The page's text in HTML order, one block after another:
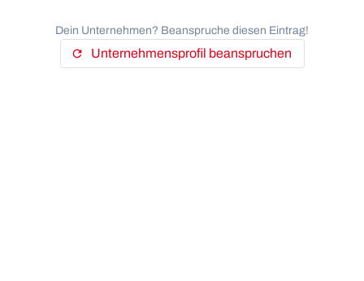
Dein Unternehmen? Beanspruche diesen Eintrag!
refresh Unternehmensprofil beanspruchen